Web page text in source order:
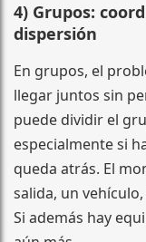
4) Grupos:
dispersión
En grupos, el
llegar juntos sin
puede dividir el
especialmente si
queda atrás. El
salida, un
Si además hay